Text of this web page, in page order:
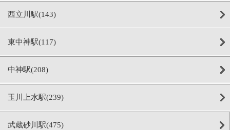
西立川駅(143)
東中神駅(117)
中神駅(208)
玉川上水駅(239)
武蔵砂川駅(475)